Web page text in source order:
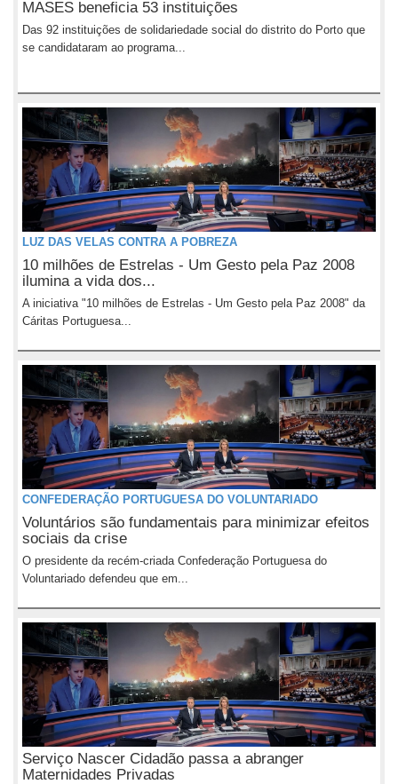
MASES beneficia 53 instituições
Das 92 instituições de solidariedade social do distrito do Porto que
se candidataram ao programa...
LUZ DAS VELAS CONTRA A POBREZA
10 milhões de Estrelas - Um Gesto pela Paz 2008
ilumina a vida dos...
A iniciativa "10 milhões de Estrelas - Um Gesto pela Paz 2008" da
Cáritas Portuguesa...
CONFEDERAÇÃO PORTUGUESA DO VOLUNTARIADO
Voluntários são fundamentais para minimizar efeitos
sociais da crise
O presidente da recém-criada Confederação Portuguesa do
Voluntariado defendeu que em...
Serviço Nascer Cidadão passa a abranger
Maternidades Privadas